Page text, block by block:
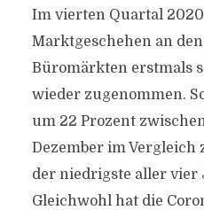
Im vierten Quartal
Marktgeschehen an
Büromärkten erstmals
wieder zugenommen.
um 22 Prozent
Dezember im Vergleich
der niedrigste aller vier
Gleichwohl hat die